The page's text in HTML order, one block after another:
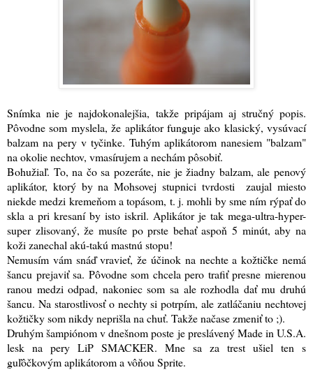
Snímka nie je najdokonalejšia, takže pripájam aj stručný popis.
Pôvodne som myslela, že aplikátor funguje ako klasický, vysúvací
balzam na pery v tyčinke. Tuhým aplikátorom nanesiem "balzam"
na okolie nechtov, vmasírujem a nechám pôsobiť.
Bohužiaľ. To, na čo sa pozeráte, nie je žiadny balzam, ale penový
aplikátor, ktorý by na Mohsovej stupnici tvrdosti zaujal miesto
niekde medzi kremeňom a topásom, t. j. mohli by sme ním rýpať do
skla a pri kresaní by isto iskril. Aplikátor je tak mega-ultra-hyper-
super zlisovaný, že musíte po prste behať aspoň 5 minút, aby na
koži zanechal akú-takú mastnú stopu!
Nemusím vám snáď vravieť, že účinok na nechte a kožtičke nemá
šancu prejaviť sa. Pôvodne som chcela pero trafiť presne mierenou
ranou medzi odpad, nakoniec som sa ale rozhodla dať mu druhú
šancu. Na starostlivosť o nechty si potrpím, ale zatláčaniu nechtovej
kožtičky som nikdy neprišla na chuť. Takže načase zmeniť to ;).
Druhým šampiónom v dnešnom poste je preslávený Made in U.S.A.
lesk na pery LiP SMACKER. Mne sa za trest ušiel ten s
guľôčkovým aplikátorom a vôňou Sprite.